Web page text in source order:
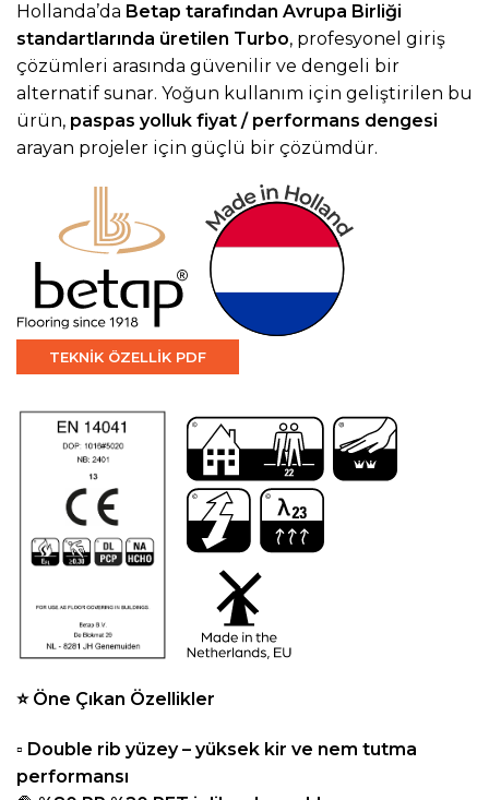
Hollanda’da Betap tarafından Avrupa Birliği
standartlarında üretilen Turbo, profesyonel giriş
çözümleri arasında güvenilir ve dengeli bir
alternatif sunar. Yoğun kullanım için geliştirilen bu
ürün, paspas yolluk fiyat / performans dengesi
arayan projeler için güçlü bir çözümdür.
TEKNİK ÖZELLİK PDF
⭐Öne Çıkan Özellikler
▫️ Double rib yüzey – yüksek kir ve nem tutma
performansı